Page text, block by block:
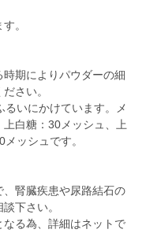
。
期によりパウダーの細
さい。
いにかけています。メ
白糖：30メッシュ、上
ッシュです。
腎臓疾患や尿路結石の
下さい。
る為、詳細はネットで